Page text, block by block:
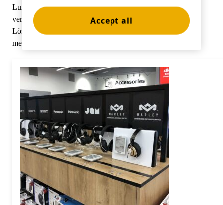
Luxushandtaschen, Sportartikel und alles dazwischen
verkaufen, Zips ist die einzige umfassende und anpassbare
Lösung für, nun ja, alles. Und wenn wir "alles" sagen, dann
meinen wir absolut alles.
Accept all